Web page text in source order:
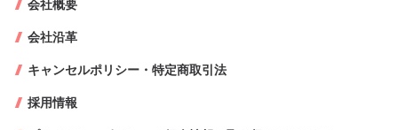
会社概要
会社沿革
キャンセルポリシー・特定商取引法
採用情報